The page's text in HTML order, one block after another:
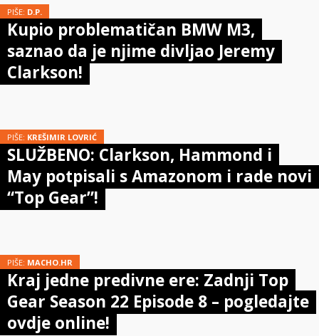
PIŠE: D.P.
Kupio problematičan BMW M3,
saznao da je njime divljao Jeremy
Clarkson!
PIŠE: KREŠIMIR LOVRIĆ
SLUŽBENO: Clarkson, Hammond i
May potpisali s Amazonom i rade novi
“Top Gear”!
PIŠE: MACHO.HR
Kraj jedne predivne ere: Zadnji Top
Gear Season 22 Episode 8 – pogledajte
ovdje online!